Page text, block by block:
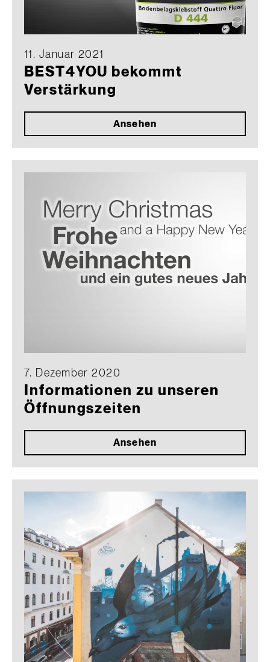
11. Januar 2021
BEST4YOU bekommt
Verstärkung
Ansehen
7. Dezember 2020
Informationen zu unseren
Öffnungszeiten
Ansehen